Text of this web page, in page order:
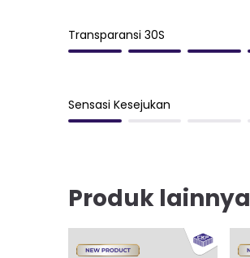
Transparansi 30S
Sensasi Kesejukan
Produk lainnya